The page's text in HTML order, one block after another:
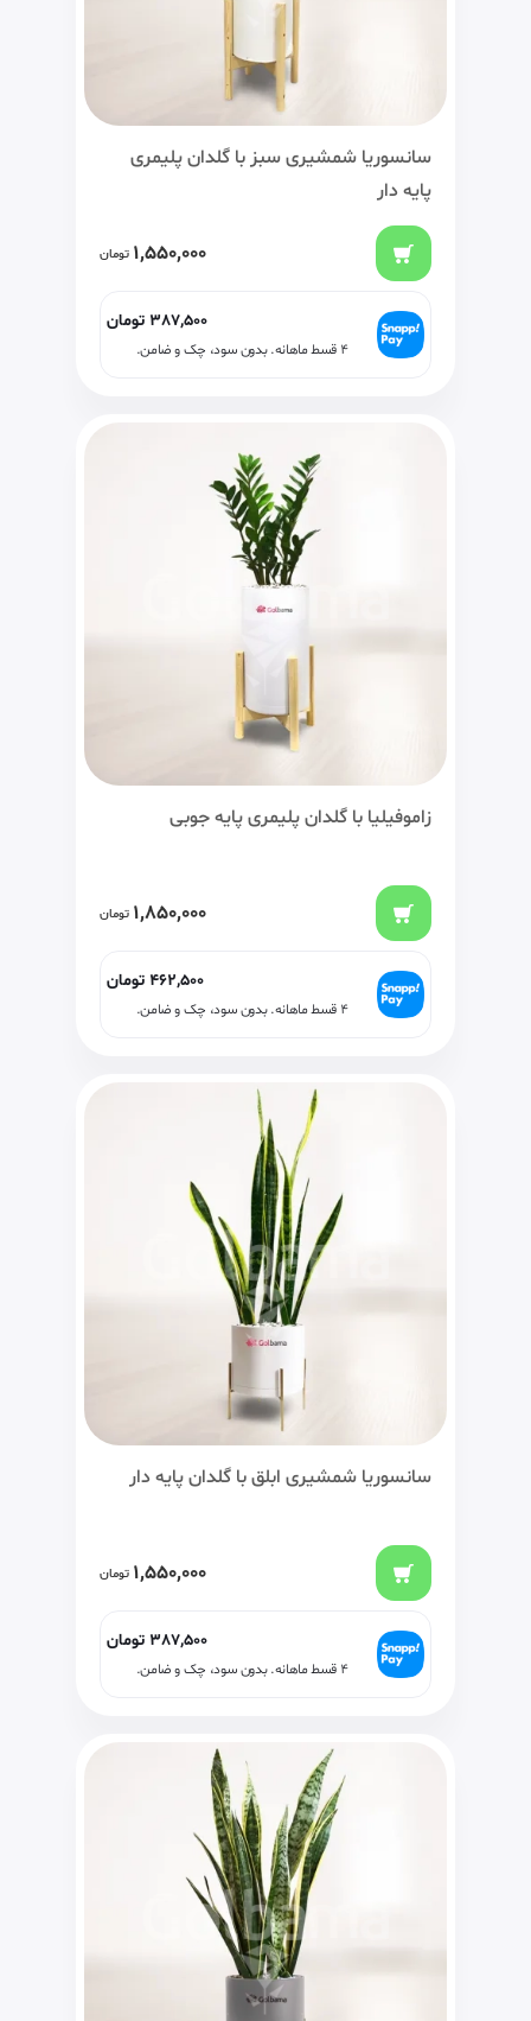
سانسوریا شمشیری سبز با گلدان پلیمری
پایه دار
1,550,000 تومان
387,500 تومان
۴ قسط ماهانه. بدون سود، چک و ضامن.
زاموفیلیا با گلدان پلیمری پایه جوبی
1,850,000 تومان
462,500 تومان
۴ قسط ماهانه. بدون سود، چک و ضامن.
سانسوریا شمشیری ابلق با گلدان پایه دار
1,550,000 تومان
387,500 تومان
۴ قسط ماهانه. بدون سود، چک و ضامن.